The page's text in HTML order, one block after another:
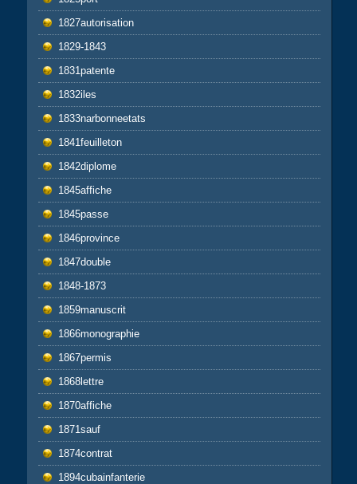
1827autorisation
1829-1843
1831patente
1832iles
1833narbonneetats
1841feuilleton
1842diplome
1845affiche
1845passe
1846province
1847double
1848-1873
1859manuscrit
1866monographie
1867permis
1868lettre
1870affiche
1871sauf
1874contrat
1894cubainfanterie